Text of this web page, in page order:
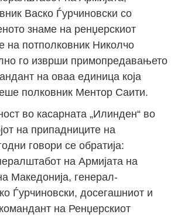
Васко Ѓурчиновски со
знаме на ренџерскиот
на потполковник Николчо
го изврши примопредавањето
на оваа единица која
полковник Ментор Саити.
во касарната „Илинден“ во
на припадниците на
говори се обратија:
на Армијата на
Македонија, генерал-
Ѓурчиновски, досегашниот и
на Ренџерскиот